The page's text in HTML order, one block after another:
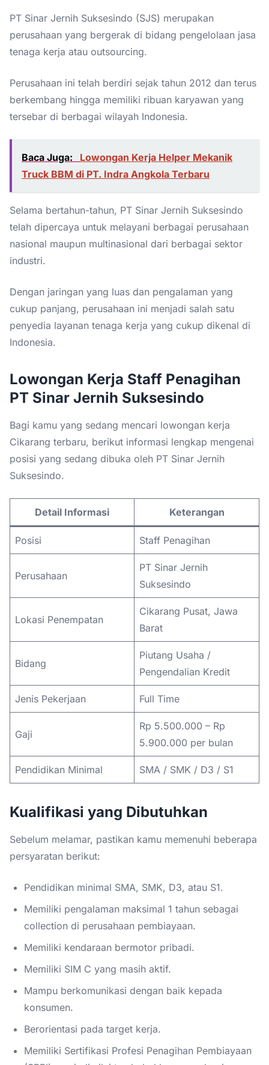
PT Sinar Jernih Suksesindo (SJS) merupakan
perusahaan yang bergerak di bidang pengelolaan jasa
tenaga kerja atau outsourcing.
Perusahaan ini telah berdiri sejak tahun 2012 dan terus
berkembang hingga memiliki ribuan karyawan yang
tersebar di berbagai wilayah Indonesia.
Baca Juga:
Lowongan Kerja Helper Mekanik
Truck BBM di PT. Indra Angkola Terbaru
Selama bertahun-tahun, PT Sinar Jernih Suksesindo
telah dipercaya untuk melayani berbagai perusahaan
nasional maupun multinasional dari berbagai sektor
industri.
Dengan jaringan yang luas dan pengalaman yang
cukup panjang, perusahaan ini menjadi salah satu
penyedia layanan tenaga kerja yang cukup dikenal di
Indonesia.
Lowongan Kerja Staff Penagihan
PT Sinar Jernih Suksesindo
Bagi kamu yang sedang mencari lowongan kerja
Cikarang terbaru, berikut informasi lengkap mengenai
posisi yang sedang dibuka oleh PT Sinar Jernih
Suksesindo.
Detail Informasi Keterangan
Posisi Staff Penagihan
Perusahaan
PT Sinar Jernih
Suksesindo
Lokasi Penempatan
Cikarang Pusat, Jawa
Barat
Bidang
Piutang Usaha /
Pengendalian Kredit
Jenis Pekerjaan Full Time
Gaji
Rp 5.500.000 – Rp
5.900.000 per bulan
Pendidikan Minimal SMA / SMK / D3 / S1
Kualifikasi yang Dibutuhkan
Sebelum melamar, pastikan kamu memenuhi beberapa
persyaratan berikut:
Pendidikan minimal SMA, SMK, D3, atau S1.
Memiliki pengalaman maksimal 1 tahun sebagai
collection di perusahaan pembiayaan.
Memiliki kendaraan bermotor pribadi.
Memiliki SIM C yang masih aktif.
Mampu berkomunikasi dengan baik kepada
konsumen.
Berorientasi pada target kerja.
Memiliki Sertifikasi Profesi Penagihan Pembiayaan